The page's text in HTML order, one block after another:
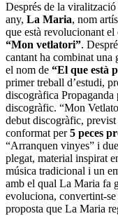
Després de la viralització
any, La Maria, nom
que està revolucionant
“Mon vetlatori”.
cantant ha combinat una
el nom de “El que està
primer treball d’estudi,
discogràfica
discogràfic. “Mon
debut discogràfic, previst
conformat per5 peces
“Arranquen vinyes” i
plegat, material inspirat
música tradicional i un
amb el qual La Maria fa
evoluciona, convertint-
proposta que La Maria